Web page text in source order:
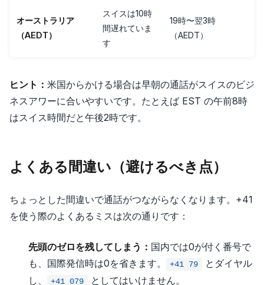
オーストラリア
（AEDT）
スイスは10時
間遅れていま
す
19時〜翌3時
（AEDT）
ヒント： 米国からかける場合は早朝の通話がスイスのビジ
ネスアワーに合いやすいです。たとえば EST の午前8時
はスイス時間だと午後2時です。
よくある間違い（避けるべき点）
ちょっとした間違いで通話がつながらなくなります。+41
を使う際のよくあるミスは次の通りです：
先頭のゼロを残してしまう： 国内では0が付く番号で
も、国際発信時は0を省きます。
+41 79
とダイヤル
し、
+41 079 としてはいけません。